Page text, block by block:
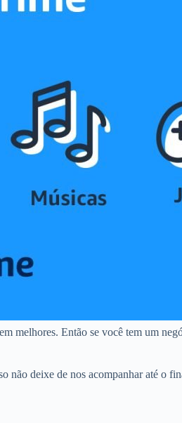
melhores. Então se você tem um
não deixe de nos acompanhar até o